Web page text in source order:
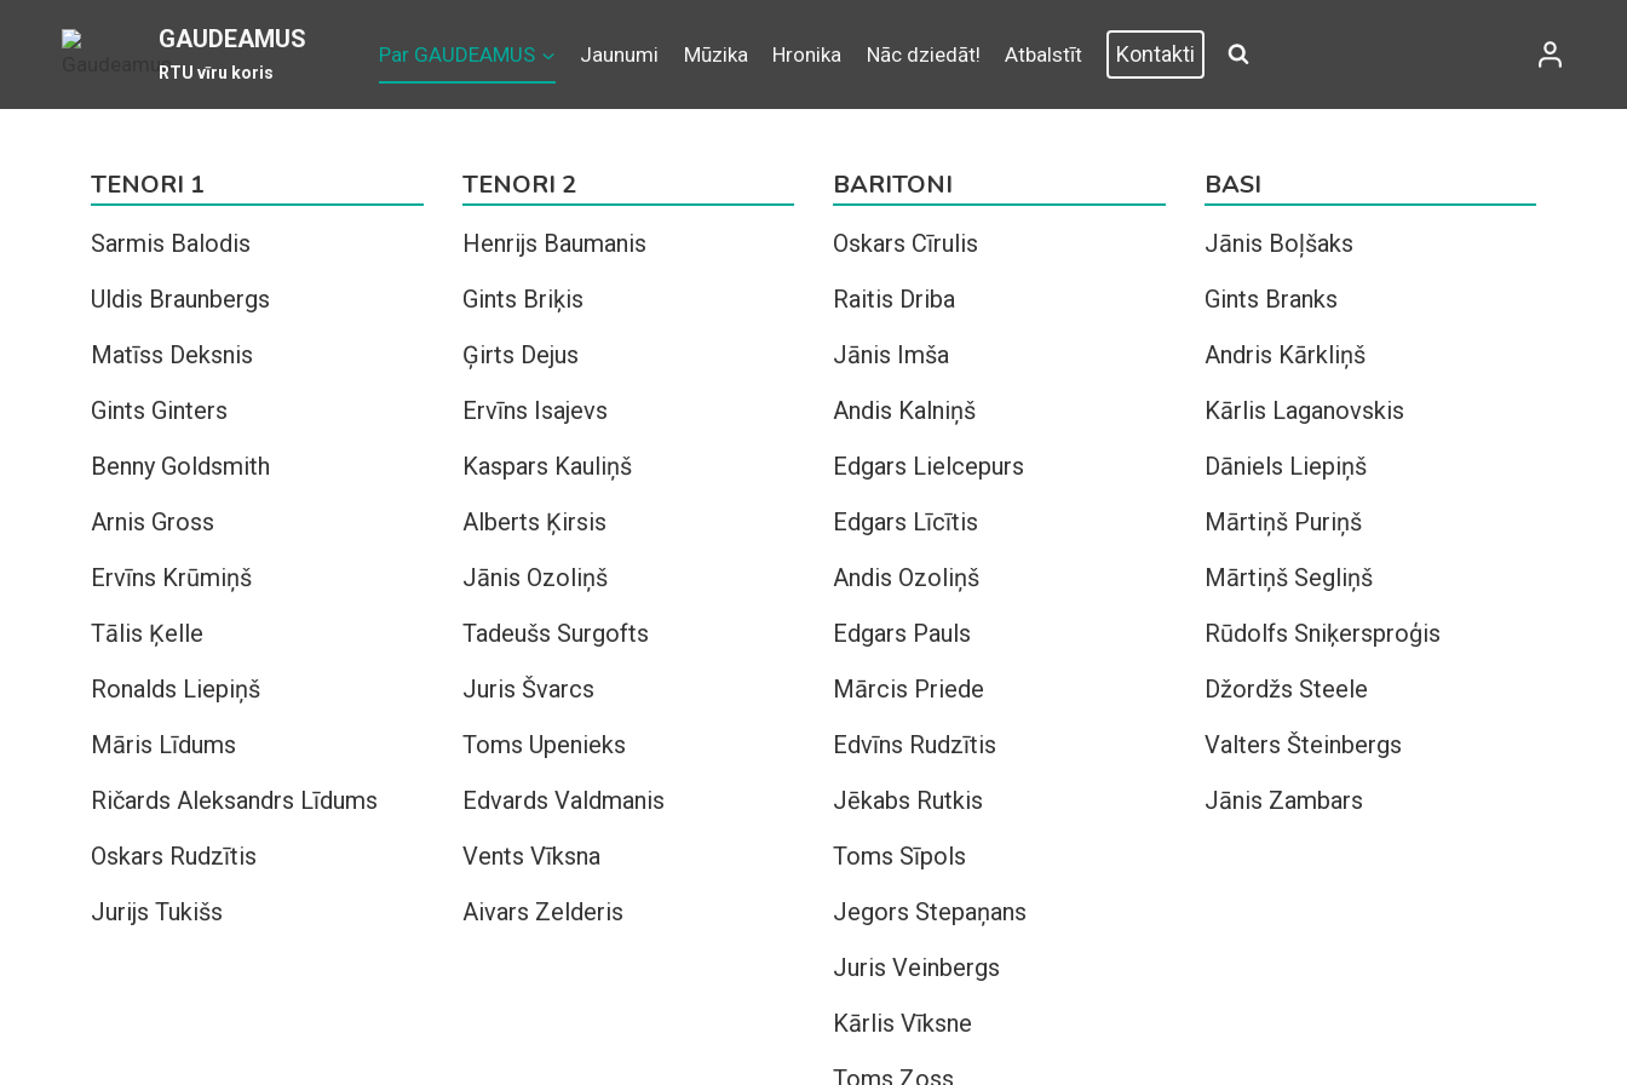
GAUDEAMUS
RTU vīru koris
Par GAUDEAMUS Jaunumi Mūzika Hronika Nāc dziedāt! Atbalstīt Kontakti
TENORI 1
Sarmis Balodis
Uldis Braunbergs
Matīss Deksnis
Gints Ginters
Benny Goldsmith
Arnis Gross
Ervīns Krūmiņš
Tālis Ķelle
Ronalds Liepiņš
Māris Līdums
Ričards Aleksandrs Līdums
Oskars Rudzītis
Jurijs Tukišs
TENORI 2
Henrijs Baumanis
Gints Briķis
Ģirts Dejus
Ervīns Isajevs
Kaspars Kauliņš
Alberts Ķirsis
Jānis Ozoliņš
Tadeušs Surgofts
Juris Švarcs
Toms Upenieks
Edvards Valdmanis
Vents Vīksna
Aivars Zelderis
BARITONI
Oskars Cīrulis
Raitis Driba
Jānis Imša
Andis Kalniņš
Edgars Lielcepurs
Edgars Līcītis
Andis Ozoliņš
Edgars Pauls
Mārcis Priede
Edvīns Rudzītis
Jēkabs Rutkis
Toms Sīpols
Jegors Stepaņans
Juris Veinbergs
Kārlis Vīksne
Toms Zoss
BASI
Jānis Boļšaks
Gints Branks
Andris Kārkliņš
Kārlis Laganovskis
Dāniels Liepiņš
Mārtiņš Puriņš
Mārtiņš Segliņš
Rūdolfs Sniķersproģis
Džordžs Steele
Valters Šteinbergs
Jānis Zambars